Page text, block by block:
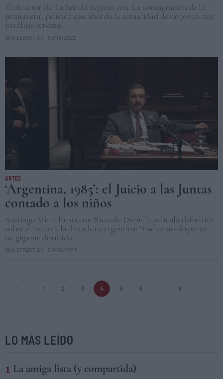
El director de ‘La herida’ regresa con ‘La consagración de la
primavera’, película que aborda la sexualidad de un joven con
parálisis cerebral.
SAN SEBASTIÁN 03/10/2022
ARTES
‘Argentina, 1985’: el Juicio a las Juntas
contado a los niños
Santiago Mitre firma con Ricardo Darín la película definitiva
sobre el juicio a la dictadura argentina: “Fue como despertar
un gigante dormido”.
SAN SEBASTIÁN 28/09/2022
1 2 3 4 5 6 9
LO MÁS LEÍDO
La amiga lista (y compartida)